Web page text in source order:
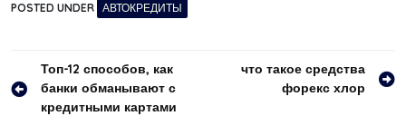
POSTED UNDER АВТОКРЕДИТЫ
Навигация
по
Топ-12 способов, как
банки обманывают с
кредитными картами
что такое средства
форекс хлор